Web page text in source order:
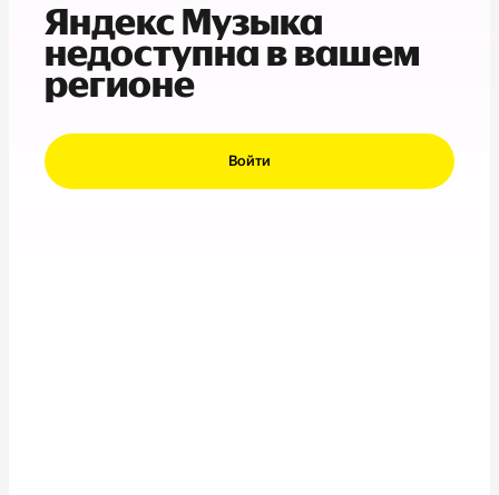
Яндекс Музыка
недоступна в вашем
регионе
Войти